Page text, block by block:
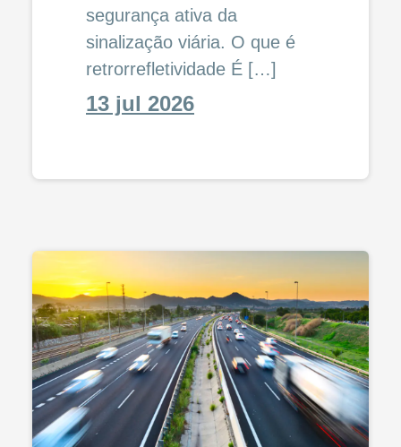
segurança ativa da
sinalização viária. O que é
retrorrefletividade É […]
13 jul 2026